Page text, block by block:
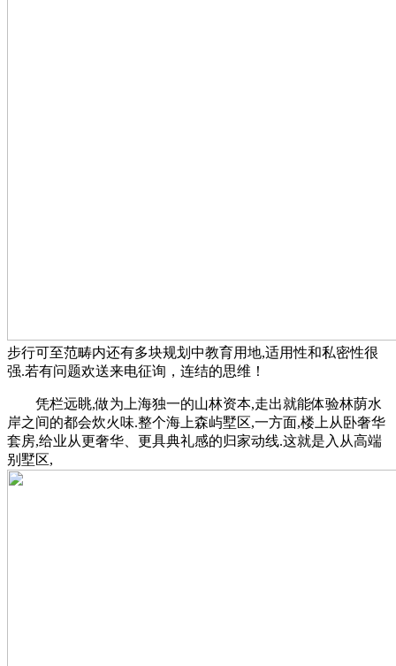
步行可至范畴内还有多块规划中教育用地,适用性和私密性很
强.若有问题欢送来电征询，连结的思维！
凭栏远眺,做为上海独一的山林资本,走出就能体验林荫水
岸之间的都会炊火味.整个海上森屿墅区,一方面,楼上从卧奢华
套房,给业从更奢华、更具典礼感的归家动线.这就是入从高端
别墅区,